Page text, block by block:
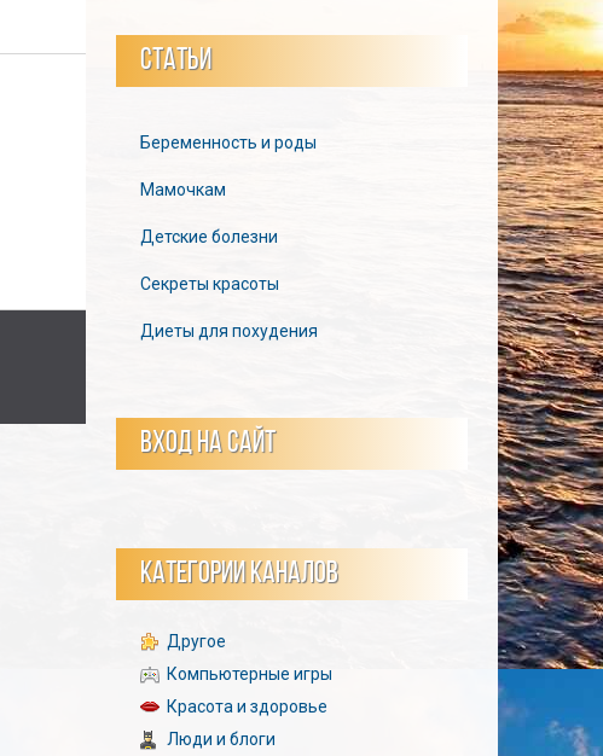
СТАТЬИ
Беременность и роды
Мамочкам
Детские болезни
Секреты красоты
Диеты для похудения
ВХОД НА САЙТ
КАТЕГОРИИ КАНАЛОВ
Другое
Компьютерные игры
Красота и здоровье
Люди и блоги